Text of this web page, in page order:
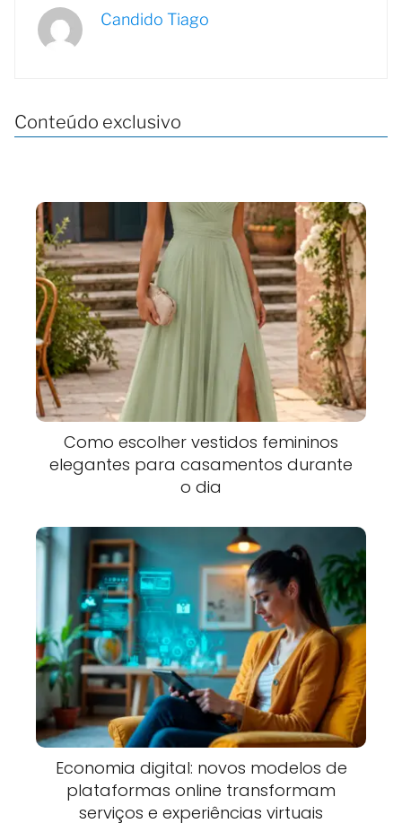
Candido Tiago
Conteúdo exclusivo
Como escolher vestidos femininos
elegantes para casamentos durante
o dia
Economia digital: novos modelos de
plataformas online transformam
serviços e experiências virtuais